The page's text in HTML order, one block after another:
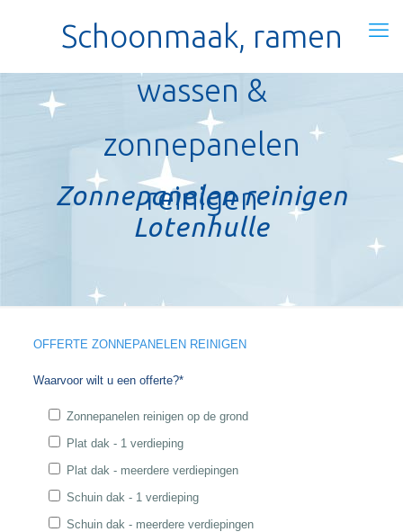
Schoonmaak, ramen
wassen &
zonnepanelen
reinigen
Zonnepanelen reinigen
Lotenhulle
OFFERTE ZONNEPANELEN REINIGEN
Waarvoor wilt u een offerte?*
Zonnepanelen reinigen op de grond
Plat dak - 1 verdieping
Plat dak - meerdere verdiepingen
Schuin dak - 1 verdieping
Schuin dak - meerdere verdiepingen